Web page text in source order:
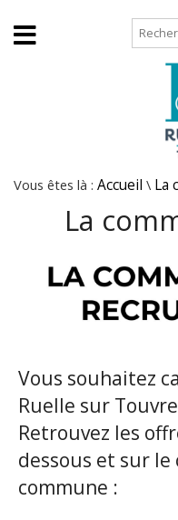
Vous êtes là : Accueil \ La
La
Vous souhaitez
Ruelle sur
Retrouvez les
dessous et sur
commune :